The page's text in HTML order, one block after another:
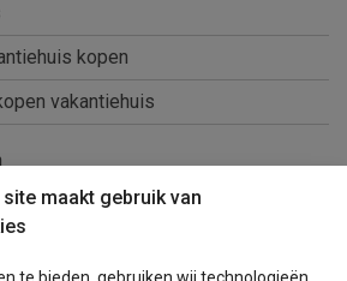
site maakt gebruik van
kopen
vakantiehuis